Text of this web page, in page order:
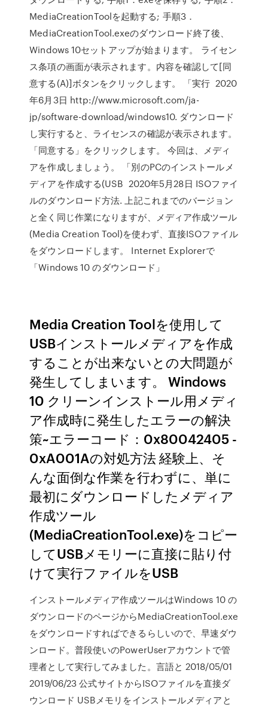
MediaCreationToolを起動する; 手順3．
MediaCreationTool.exeのダウンロード終了後、
Windows 10セットアップが始まります。 ライセン
ス条項の画面が表示されます。内容を確認して[同
意する(A)]ボタンをクリックします。 「実行 2020
年6月3日 http://www.microsoft.com/ja-
jp/software-download/windows10. ダウンロード
し実行すると、ライセンスの確認が表示されます。
「同意する」をクリックします。 今回は、メディ
アを作成しましょう。 「別のPCのインストールメ
ディアを作成する(USB 2020年5月28日 ISOファイ
ルのダウンロード方法. 上記これまでのバージョン
と全く同じ作業になりますが、メディア作成ツール
(Media Creation Tool)を使わず、直接ISOファイル
をダウンロードします。 Internet Explorerで
「Windows 10 のダウンロード」
Media Creation Toolを使用して
USBインストールメディアを作成
することが出来ないとの大問題が
発生してしまいます。 Windows
10 クリーンインストール用メディ
ア作成時に発生したエラーの解決
策~エラーコード：0x80042405 -
0xA001Aの対処方法 経験上、そ
んな面倒な作業を行わずに、単に
最初にダウンロードしたメディア
作成ツール
(MediaCreationTool.exe)をコピー
してUSBメモリーに直接に貼り付
けて実行ファイルをUSB
インストールメディア作成ツールはWindows 10 の
ダウンロードのページからMediaCreationTool.exe
をダウンロードすればできるらしいので、早速ダウ
ンロード。普段使いのPowerUserアカウントで管
理者として実行してみました。言語と 2018/05/01
2019/06/23 公式サイトからISOファイルを直接ダ
ウンロード USBメモリをインストールメディアと